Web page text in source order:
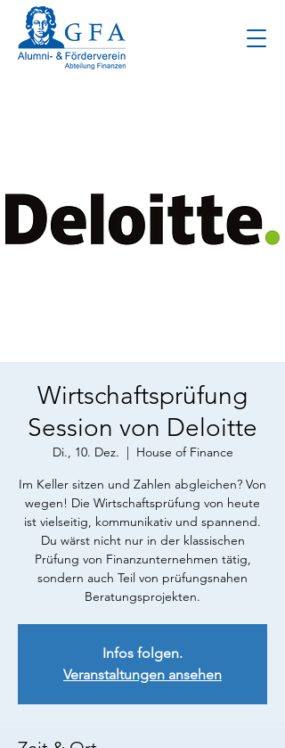
Wirtschaftsprüfung
Session von Deloitte
Di., 10. Dez.
  |
House of Finance
Im Keller sitzen und Zahlen abgleichen? Von
wegen! Die Wirtschaftsprüfung von heute
ist vielseitig, kommunikativ und spannend.
Du wärst nicht nur in der klassischen
Prüfung von Finanzunternehmen tätig,
sondern auch Teil von prüfungsnahen
Beratungsprojekten.
Infos folgen.
Veranstaltungen ansehen